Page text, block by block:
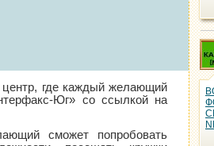
центр, где каждый желающий
Юг» со ссылкой на
сможет попробовать